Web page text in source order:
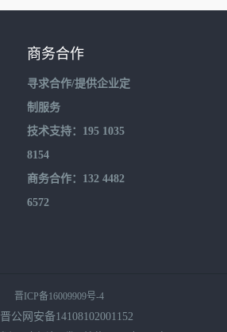
商务合作
寻求合作/提供企业定
制服务
技术支持：195 1035
8154
商务合作：132 4482
6572
晋ICP备16009909号-4
晋公网安备14108102001152